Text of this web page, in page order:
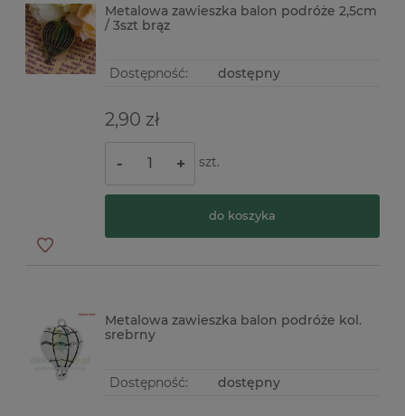
Metalowa zawieszka balon podróże 2,5cm
/ 3szt brąz
Dostępność: dostępny
2,90 zł
- + szt.
do koszyka
Metalowa zawieszka balon podróże kol.
srebrny
Dostępność: dostępny